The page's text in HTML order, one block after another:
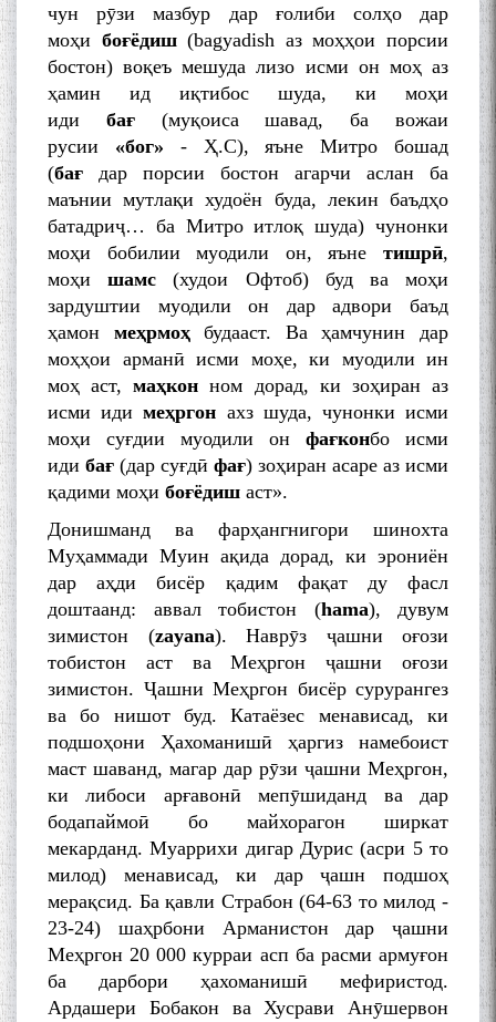
чун рӯзи мазбур дар ғолиби солҳо дар
моҳи боғёдиш(bagyadish аз моҳҳои порсии
бостон) воқеъ мешуда лизо исми он моҳ аз
ҳамин ид иқтибос шуда, ки моҳи
иди бағ (муқоиса шавад, ба вожаи
русии «бог» - Ҳ.С), яъне Митро бошад
(бағ дар порсии бостон агарчи аслан ба
маънии мутлақи худоён буда, лекин баъдҳо
батадриҷ… ба Митро итлоқ шуда) чунонки
моҳи бобилии муодили он, яъне тишрӣ,
моҳишамс (худои Офтоб) буд ва моҳи
зардуштии муодили он дар адвори баъд
ҳамон меҳрмоҳбудааст. Ва ҳамчунин дар
моҳҳои арманӣ исми моҳе, ки муодили ин
моҳ аст,маҳкон ном дорад, ки зоҳиран аз
исми идимеҳргон ахз шуда, чунонки исми
моҳи суғдии муодили он фағконбо исми
иди бағ (дар суғдӣ фағ) зоҳиран асаре аз исми
қадими моҳи боғёдиш аст».
Донишманд ва фарҳангнигори шинохта
Муҳаммади Муин ақида дорад, ки эрониён
дар аҳди бисёр қадим фақат ду фасл
доштаанд: аввал тобистон (hama), дувум
зимистон (zayana). Наврӯз ҷашни оғози
тобистон аст ва Меҳргон ҷашни оғози
зимистон. Ҷашни Меҳргон бисёр сурурангез
ва бо нишот буд. Катаёзес менависад, ки
подшоҳони Ҳахоманишӣ ҳаргиз намебоист
маст шаванд, магар дар рӯзи ҷашни Меҳргон,
ки либоси арғавонӣ мепӯшиданд ва дар
бодапаймоӣ бо майхорагон ширкат
мекарданд. Муаррихи дигар Дурис (асри 5 то
милод) менависад, ки дар ҷашн подшоҳ
мерақсид. Ба қавли Страбон (64-63 то милод -
23-24) шаҳрбони Арманистон дар ҷашни
Меҳргон 20 000 курраи асп ба расми армуғон
ба дарбори ҳахоманишӣ мефиристод.
Ардашери Бобакон ва Хусрави Анӯшервон